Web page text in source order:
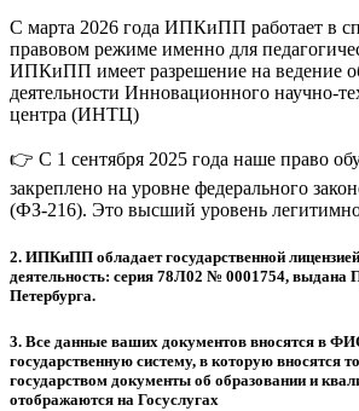
С марта 2026 года ИПКиПП работает в
правовом режиме именно для
ИПКиПП имеет разрешение на ведение
деятельности Инновационного научно-
центра (ИНТЦ)
👉 С 1 сентября 2025 года наше право
закреплено на уровне федерального
(ФЗ-216). Это высший уровень
2. ИПКиПП обладает государственной
деятельность: серия 78Л02 № 0001754, выдана
Петербурга.
3. Все данные ваших документов вносятся в
государственную систему, в которую вносятся
государством документы об образовании и
отображаются на Госуслугах